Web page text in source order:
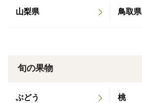
・コクのある甘さと、爽やかな酸味
・食べ進めても飽きのこない濃厚さ
山梨県 鳥取県
旬の果物
ぶどう 桃